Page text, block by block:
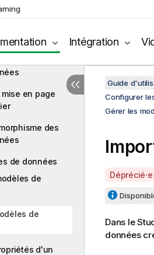
Intégration
de données
en page
des
de données
de
de
d'un
Guide
Configurer
Gérer les
A
a
l
a
Déprécié·e
Dans le
données